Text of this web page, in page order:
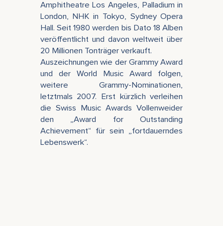
Amphitheatre Los Angeles, Palladium in
London, NHK in Tokyo, Sydney Opera
Hall. Seit 1980 werden bis Dato 18 Alben
veröffentlicht und davon weltweit über
20 Millionen Tonträger verkauft.
Auszeichnungen wie der Grammy Award
und der World Music Award folgen,
weitere Grammy-Nominationen,
letztmals 2007. Erst kürzlich verleihen
die Swiss Music Awards Vollenweider
den „Award for Outstanding
Achievement“ für sein „fortdauerndes
Lebenswerk“.